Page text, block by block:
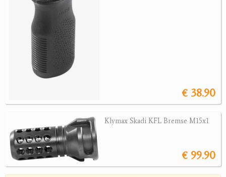
Munition
Bogensport
Jagdangebote
Jagdreviere
Bücher, Videos
Antikes
€ 38.90
Klymax Skadi KFL Bremse M15x1
€ 99.90